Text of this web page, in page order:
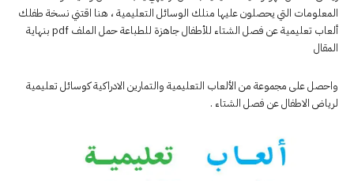
المعلومات التي يحصلون عليها منلك الوسائل التعليمية ، هنا اقتني نسخة طفلك
ألعاب تعليمية عن فصل الشتاء للأطفال جاهزة للطباعة حمل الملف pdf بنهاية
المقال
واحصل على مجموعة من الألعاب التعليمية والتمارين الادراكية كوسائل تعليمية
لرياض الاطفال عن فصل الشتاء .